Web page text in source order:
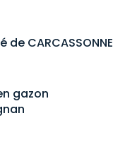
CARCASSONNE
gazon